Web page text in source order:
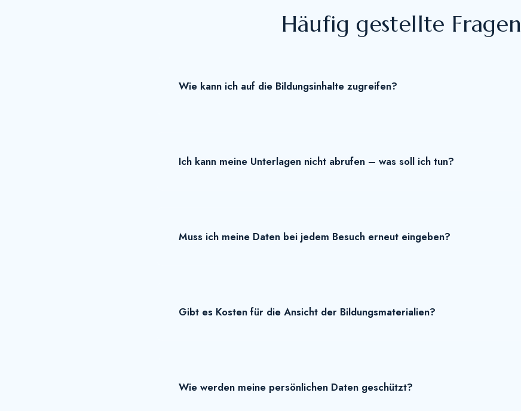
Häufig gestellte Fragen
Wie kann ich auf die Bildungsinhalte zugreifen?
Ich kann meine Unterlagen nicht abrufen – was soll ich tun?
Muss ich meine Daten bei jedem Besuch erneut eingeben?
Gibt es Kosten für die Ansicht der Bildungsmaterialien?
Wie werden meine persönlichen Daten geschützt?